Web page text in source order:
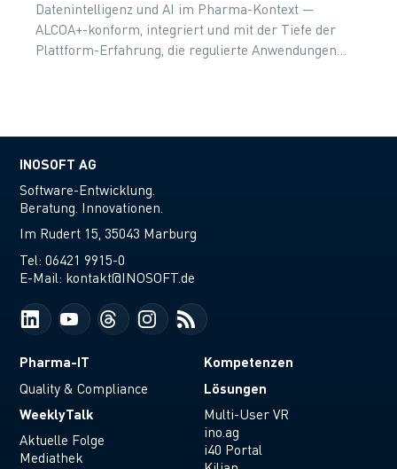
Datenintelligenz und AI im Pharma-Kontext —
ALCOA+-konform, integriert und mit der Tiefe der
Plattform-Erfahrung, die regulierte Anwendungen
INOSOFT AG
Software-Entwicklung.
Beratung. Innovationen.
Im Rudert 15, 35043 Marburg
Tel:06421 9915-0
E-Mail: kontakt@INOSOFT.de
Pharma-IT
Quality & Compliance
WeeklyTalk
Aktuelle Folge
Mediathek
Kompetenzen
Lösungen
Multi-User VR
ino.ag
i40 Portal